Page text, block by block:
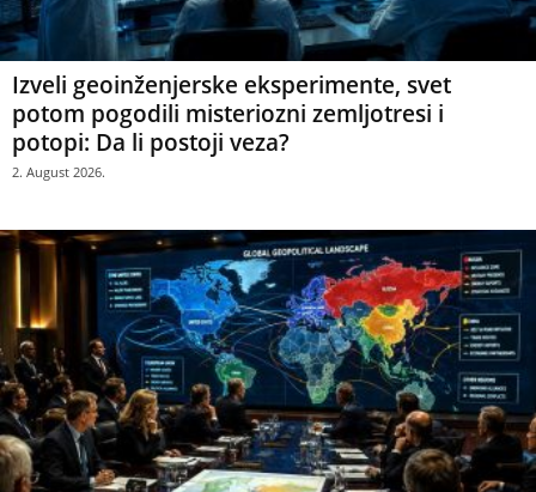
Izveli geoinženjerske eksperimente, svet
potom pogodili misteriozni zemljotresi i
potopi: Da li postoji veza?
2. August 2026.